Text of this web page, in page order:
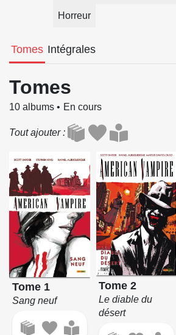
Horreur
Tomes Intégrales
Tomes
10 albums En cours
Tout ajouter
Tome 1
Sang neuf
Tome 2
Le diable du
désert